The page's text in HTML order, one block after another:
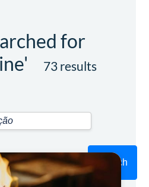
for
73 results
Search